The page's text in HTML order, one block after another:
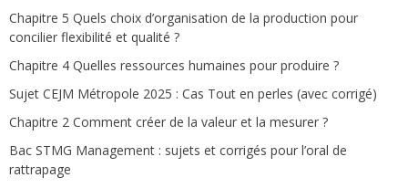
Chapitre 5 Quels choix d’organisation de la production pour
concilier flexibilité et qualité ?
Chapitre 4 Quelles ressources humaines pour produire ?
Sujet CEJM Métropole 2025 : Cas Tout en perles (avec corrigé)
Chapitre 2 Comment créer de la valeur et la mesurer ?
Bac STMG Management : sujets et corrigés pour l’oral de
rattrapage